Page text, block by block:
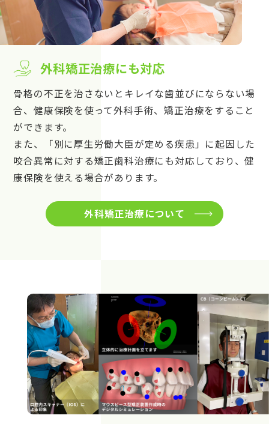
外科矯正治療にも対応
骨格の不正を治さないとキレイな歯並びにならない場
合、健康保険を使って外科手術、矯正治療をすること
ができます。
また、「別に厚生労働大臣が定める疾患」に起因した
咬合異常に対する矯正歯科治療にも対応しており、健
康保険を使える場合があります。
外科矯正治療について